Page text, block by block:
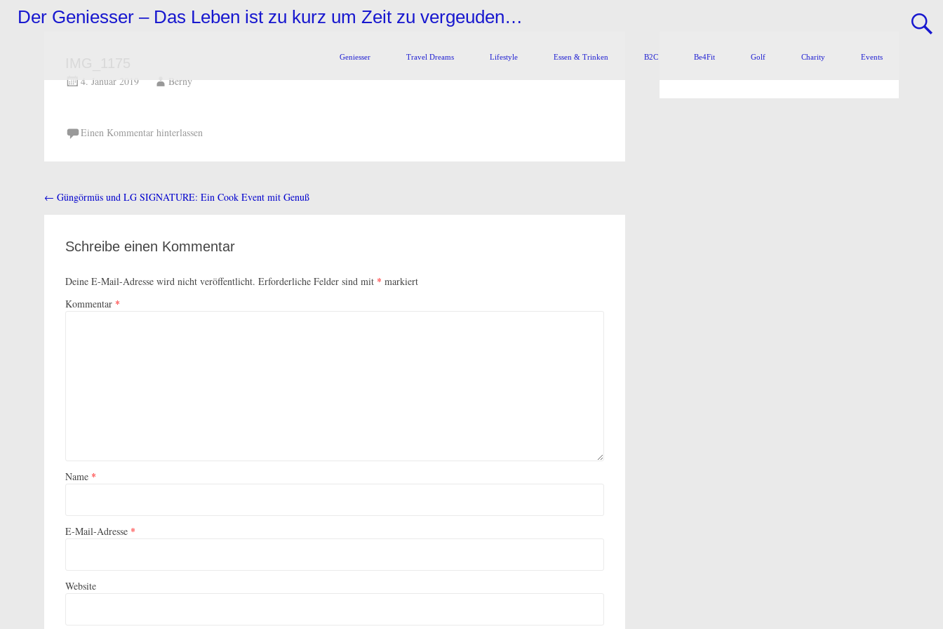
InhaltDer Geniesser – Das Leben ist zu kurz um Zeit zu vergeuden…
Geniesser Travel Dreams Lifestyle Essen & Trinken B2C Be4Fit Golf Charity Events
4. Januar 2019 Berny
Einen Kommentar hinterlassen
Beitragsnavigation
← Güngörmüs und LG SIGNATURE: Ein Cook Event mit Genuß
Schreibe einen Kommentar
Deine E-Mail-Adresse wird nicht veröffentlicht. Erforderliche Felder sind mit * markiert
Kommentar *
Name *
E-Mail-Adresse *
Website